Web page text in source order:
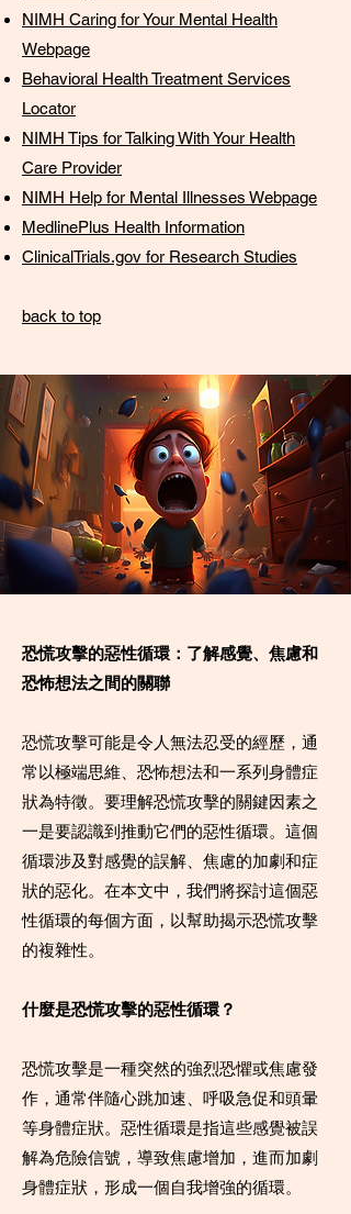
NIMH Caring for Your Mental Health
Webpage
Behavioral Health Treatment Services
Locator
NIMH Tips for Talking With Your Health
Care Provider
NIMH Help for Mental Illnesses Webpage
MedlinePlus Health Information
ClinicalTrials.gov for Research Studies
back to top
恐慌攻擊的惡性循環：了解感覺、焦慮和
恐怖想法之間的關聯
恐慌攻擊可能是令人無法忍受的經歷，通
常以極端思維、恐怖想法和一系列身體症
狀為特徵。要理解恐慌攻擊的關鍵因素之
一是要認識到推動它們的惡性循環。這個
循環涉及對感覺的誤解、焦慮的加劇和症
狀的惡化。在本文中，我們將探討這個惡
性循環的每個方面，以幫助揭示恐慌攻擊
的複雜性。
什麼是恐慌攻擊的惡性循環？
恐慌攻擊是一種突然的強烈恐懼或焦慮發
作，通常伴隨心跳加速、呼吸急促和頭暈
等身體症狀。惡性循環是指這些感覺被誤
解為危險信號，導致焦慮增加，進而加劇
身體症狀，形成一個自我增強的循環。